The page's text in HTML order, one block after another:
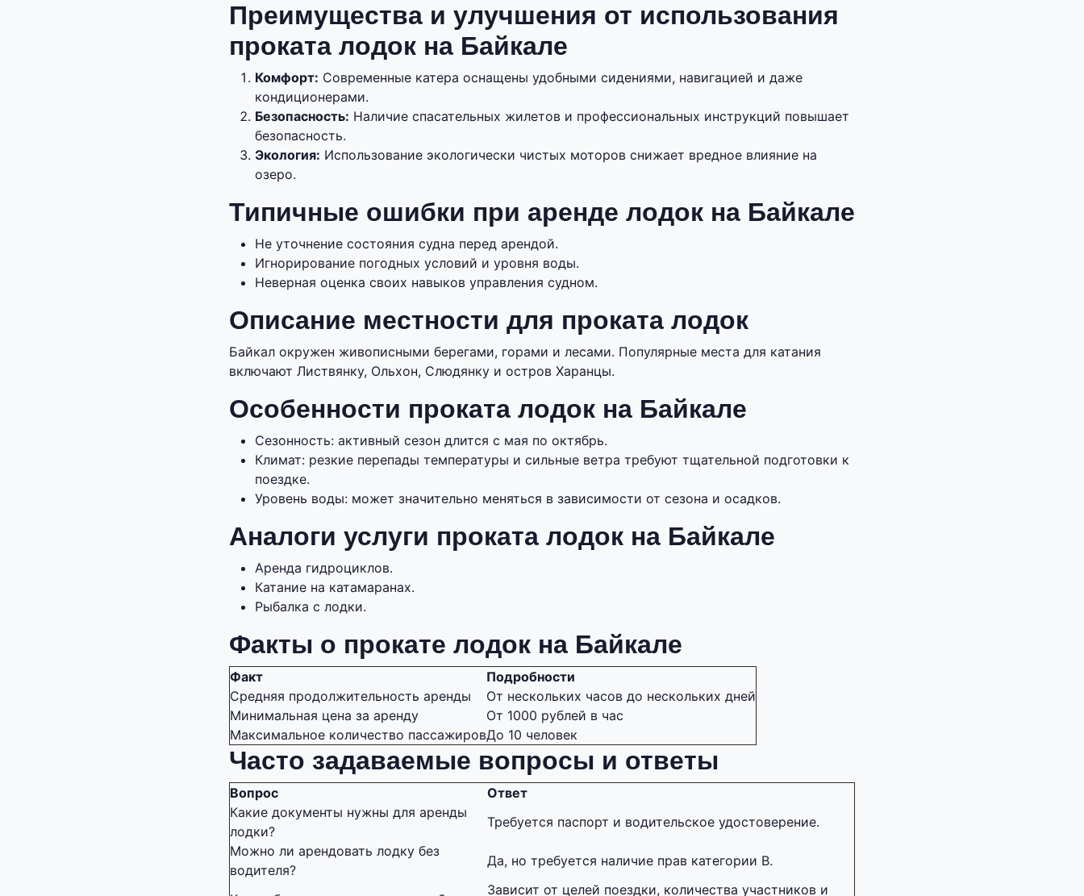
Преимущества и улучшения от использования
проката лодок на Байкале
Комфорт: Современные катера оснащены удобными сидениями, навигацией и даже
кондиционерами.
Безопасность: Наличие спасательных жилетов и профессиональных инструкций повышает
безопасность.
Экология: Использование экологически чистых моторов снижает вредное влияние на
озеро.
Типичные ошибки при аренде лодок на Байкале
Не уточнение состояния судна перед арендой.
Игнорирование погодных условий и уровня воды.
Неверная оценка своих навыков управления судном.
Описание местности для проката лодок
Байкал окружен живописными берегами, горами и лесами. Популярные места для катания
включают Листвянку, Ольхон, Слюдянку и остров Харанцы.
Особенности проката лодок на Байкале
Сезонность: активный сезон длится с мая по октябрь.
Климат: резкие перепады температуры и сильные ветра требуют тщательной подготовки к
поездке.
Уровень воды: может значительно меняться в зависимости от сезона и осадков.
Аналоги услуги проката лодок на Байкале
Аренда гидроциклов.
Катание на катамаранах.
Рыбалка с лодки.
Факты о прокате лодок на Байкале
Факт
Подробности
Средняя продолжительность аренды
От нескольких часов до нескольких дней
Минимальная цена за аренду
От 1000 рублей в час
Максимальное количество пассажировДо 10 человек
Часто задаваемые вопросы и ответы
Вопрос
Ответ
Какие документы нужны для аренды
лодки?
Требуется паспорт и водительское удостоверение.
Можно ли арендовать лодку без
водителя?
Да, но требуется наличие прав категории В.
Зависит от целей поездки, количества участников и